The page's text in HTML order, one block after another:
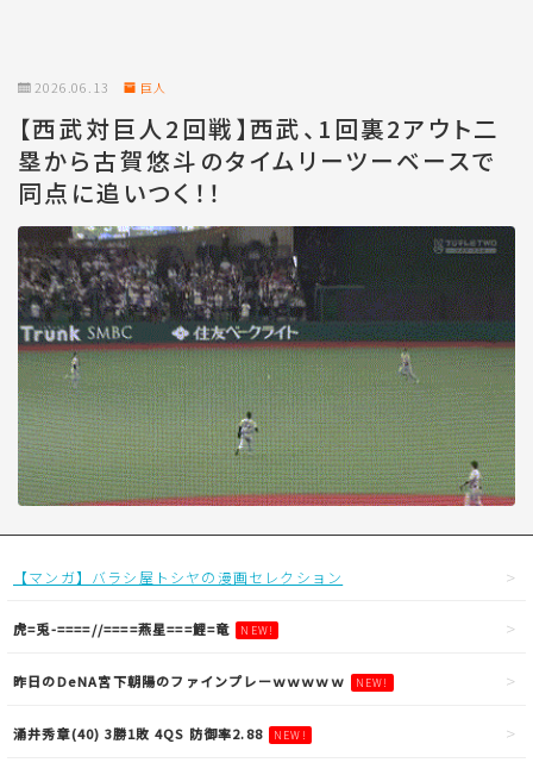
2026.06.13 巨人
【西武対巨人2回戦】西武、1回裏2アウト二
塁から古賀悠斗のタイムリーツーベースで
同点に追いつく！！
【マンガ】バラシ屋トシヤの漫画セレクション
虎=兎-====//====燕星===鯉=竜 NEW!
昨日のDeNA宮下朝陽のファインプレーｗｗｗｗｗ NEW!
涌井秀章(40) 3勝1敗 4QS 防御率2.88 NEW!